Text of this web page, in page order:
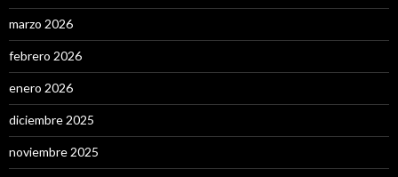
marzo 2026
febrero 2026
enero 2026
diciembre 2025
noviembre 2025